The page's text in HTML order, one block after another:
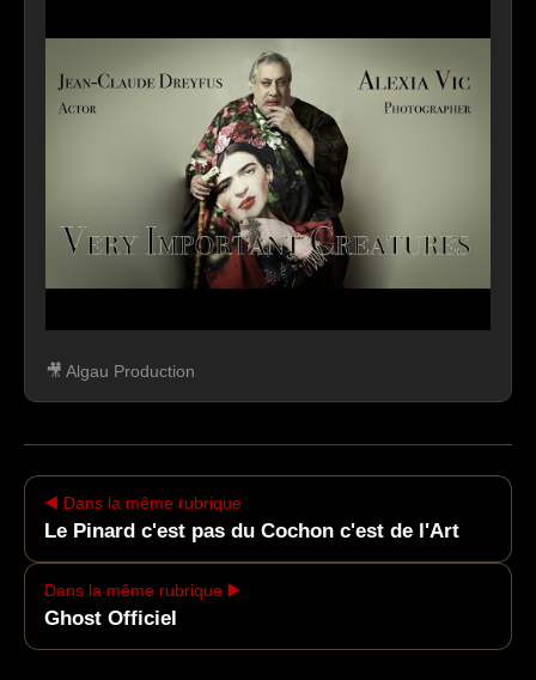
▶
externe. Son affichage peut entraîner le
dépôt de cookies tiers.
Accepter et afficher le contenu
🎥 Algau Production
◀️ Dans la même rubrique
Le Pinard c'est pas du Cochon c'est de l'Art
Dans la même rubrique ▶️
Ghost Officiel